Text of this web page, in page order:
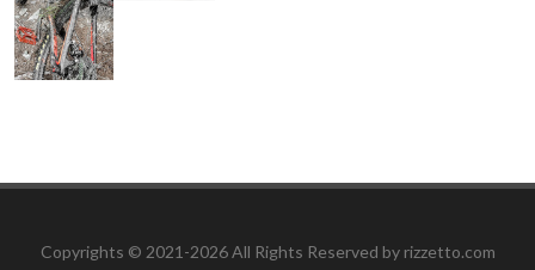
Copyrights © 2021-2026 All Rights Reserved by rizzetto.com